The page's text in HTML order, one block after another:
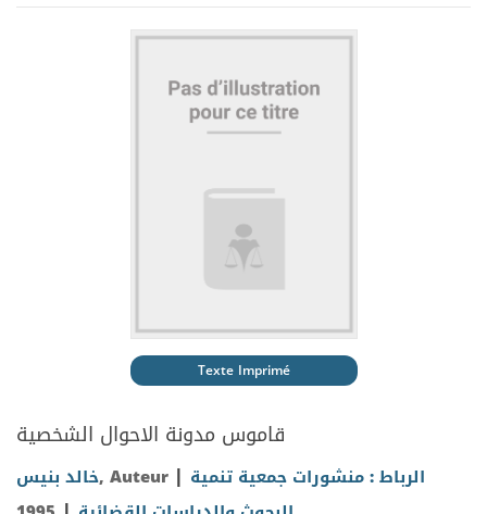
Texte Imprimé
قاموس مدونة الاحوال الشخصية
خالد بنيس, Auteur | الرباط : منشورات جمعية تنمية